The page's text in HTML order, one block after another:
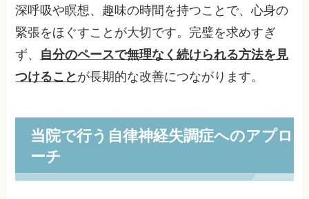
深呼吸や瞑想、趣味の時間を持つことで、心身の
緊張をほぐすことが大切です。完璧を求めすぎ
ず、 自分のペースで無理なく続けられる方法を見
つけること が長期的な改善につながります。
当院で行う自律神経失調症へのアプロ
ーチ